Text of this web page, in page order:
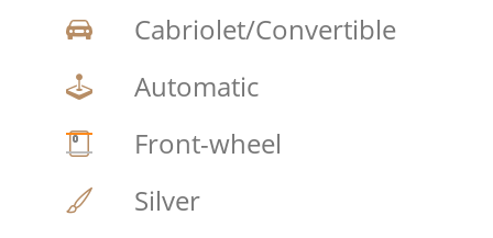
Cabriolet/Convertible
Automatic
Front-wheel
Silver